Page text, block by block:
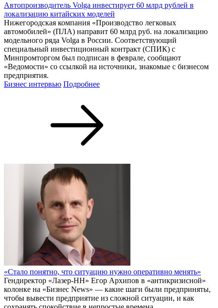
Автопроизводитель Volga инвестирует 60 млрд рублей в
локализацию китайских моделей
Нижегородская компания «Производство легковых
автомобилей» (ПЛА) направит 60 млрд руб. на локализацию
модельного ряда Volga в России. Соответствующий
специальный инвестиционный контракт (СПИК) с
Минпромторгом был подписан в феврале, сообщают
«Ведомости» со ссылкой на источники, знакомые с бизнесом
предприятия.
Бизнес интервью Подробнее
«Стало понятно, что ситуацию нужно оперативно менять»
Гендиректор «Лазер-НН» Егор Архипов в «антикризисной»
колонке на «Бизнес News» — какие шаги были предприняты,
чтобы вывести предприятие из сложной ситуации, и как